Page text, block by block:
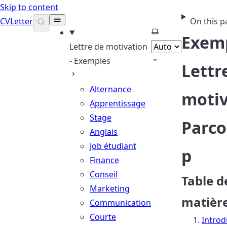
Skip to content
CVLetter
Lettre de motivation
- Exemples
Alternance
Apprentissage
Stage
Anglais
Job étudiant
Finance
Conseil
Marketing
Communication
Courte
Select theme
On this
p
Table